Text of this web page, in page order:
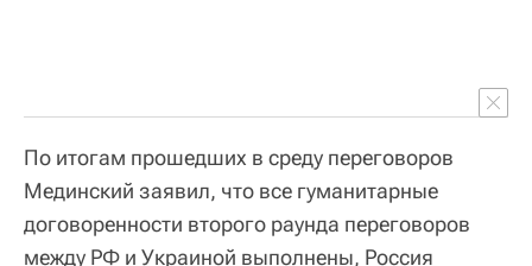
По итогам прошедших в среду переговоров
Мединский заявил, что все гуманитарные
договоренности второго раунда переговоров
между РФ и Украиной выполнены, Россия